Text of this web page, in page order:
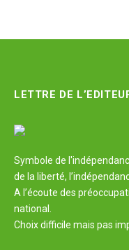
LETTRE DE
Symbole de
de la liberté,
A l’écoute des
national.
Choix difficile mais pas